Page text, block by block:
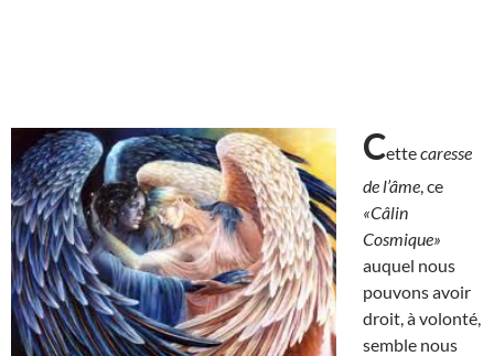
Cettecaresse
de l’âme , ce
«Câlin
Cosmique»
auquel nous
pouvons avoir
droit, à volonté,
semble nous